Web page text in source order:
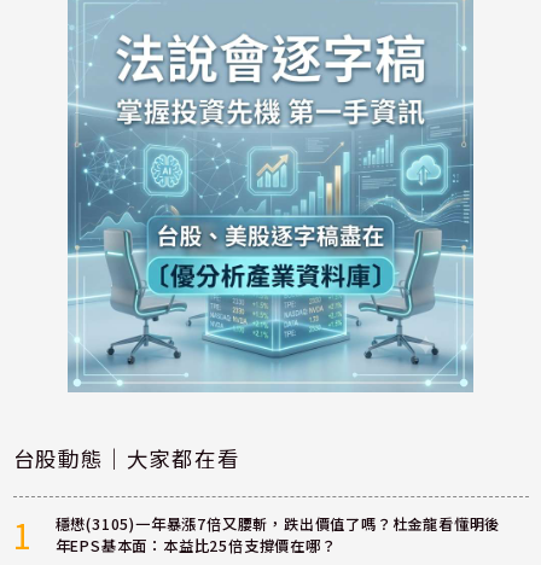
台股動態｜大家都在看
1
穩懋(3105)一年暴漲7倍又腰斬，跌出價值了嗎？杜金龍看懂明後
年EPS基本面：本益比25倍支撐價在哪？